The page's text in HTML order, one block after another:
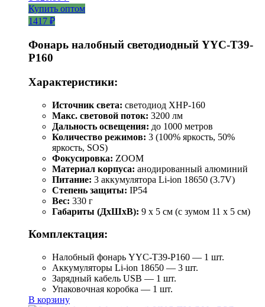
Купить оптом
1417 ₽
Фонарь налобный светодиодный YYC-T39-
P160
Характеристики:
Источник света: светодиод XHP-160
Макс. световой поток: 3200 лм
Дальность освещения: до 1000 метров
Количество режимов: 3 (100% яркость, 50%
яркость, SOS)
Фокусировка: ZOOM
Материал корпуса: анодированный алюминий
Питание: 3 аккумулятора Li-ion 18650 (3.7V)
Степень защиты: IP54
Вес: 330 г
Габариты (ДхШхВ): 9 x 5 см (с зумом 11 x 5 см)
Комплектация:
Налобный фонарь YYC-T39-P160 — 1 шт.
Аккумуляторы Li-ion 18650 — 3 шт.
Зарядный кабель USB — 1 шт.
Упаковочная коробка — 1 шт.
В корзину